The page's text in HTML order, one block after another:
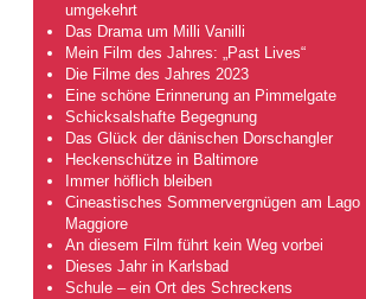
umgekehrt
Das Drama um Milli Vanilli
Mein Film des Jahres: „Past Lives“
Die Filme des Jahres 2023
Eine schöne Erinnerung an Pimmelgate
Schicksalshafte Begegnung
Das Glück der dänischen Dorschangler
Heckenschütze in Baltimore
Immer höflich bleiben
Cineastisches Sommervergnügen am Lago
Maggiore
An diesem Film führt kein Weg vorbei
Dieses Jahr in Karlsbad
Schule – ein Ort des Schreckens